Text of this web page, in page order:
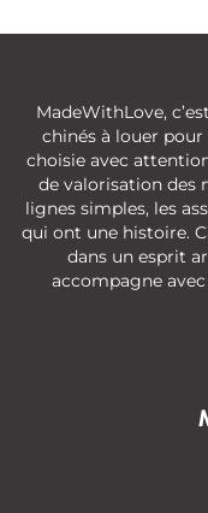
MadeWithLove,
chinés à louer pour
choisie avec
de valorisation des
lignes simples, les
qui ont une histoire.
dans un esprit
accompagne